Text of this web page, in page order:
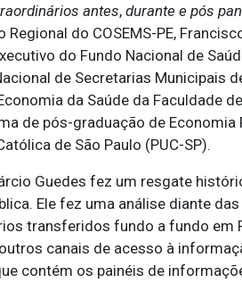
antes, durante e pós
do COSEMS-PE,
do Fundo Nacional de
de Secretarias Municipais
da Saúde da Faculdade
de pós-graduação de
de São Paulo (PUC-SP).
Guedes fez um resgate
Ele fez uma análise diante
transferidos fundo a fundo em
canais de acesso à
contém os painéis de